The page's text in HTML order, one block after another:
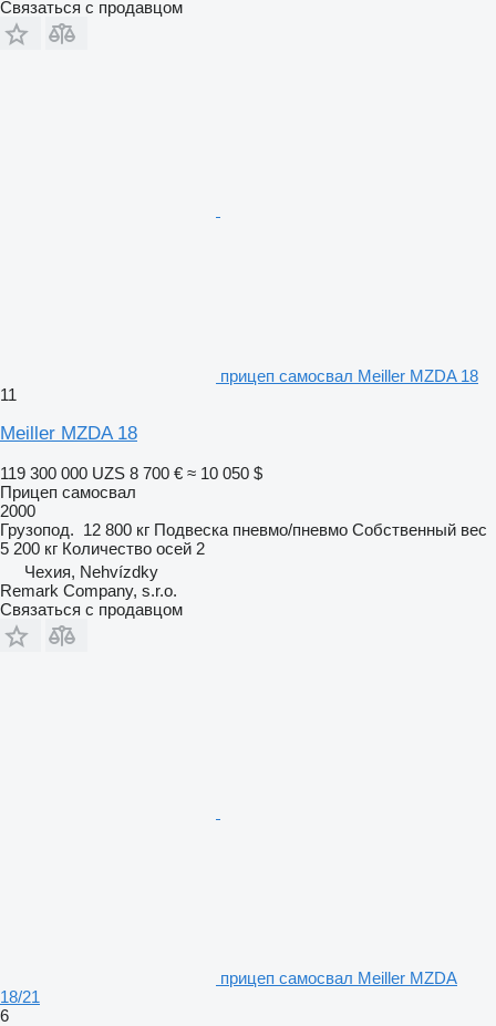
Связаться с продавцом
прицеп самосвал Meiller MZDA 18
11
Meiller MZDA 18
119 300 000 UZS 8 700 € ≈ 10 050 $
Прицеп самосвал
2000
Грузопод. 12 800 кг Подвеска пневмо/пневмо Собственный вес
5 200 кг Количество осей 2
Чехия, Nehvízdky
Remark Company, s.r.o.
Связаться с продавцом
прицеп самосвал Meiller MZDA
18/21
6